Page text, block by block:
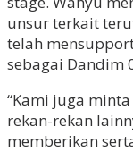
unsur terkait
telah
sebagai Dandim
“Kami juga
rekan-rekan
memberikan